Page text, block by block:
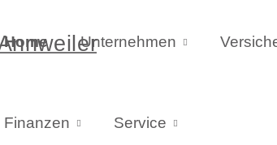
Home Unternehmen
Finanzen Service